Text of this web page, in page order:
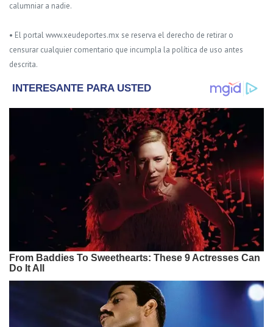
calumniar a nadie.
• El portal www.xeudeportes.mx se reserva el derecho de retirar o
censurar cualquier comentario que incumpla la política de uso antes
descrita.